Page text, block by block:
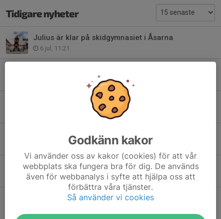
Tidigare nyheter
Julius är klar på skidgymnasiet i Åsarna
6 jul, 11:21
Säsongsavslutning
Snögruppen får årets ledarstipendium
25 mar, 16:00
Tack för i år!
17 mar, 08:12
Ändrade tider Barn & Ungdomsträning ⚠️
Godkänn kakor
Vi använder oss av kakor (cookies) för att vår
webbplats ska fungera bra för dig. De används
även för webbanalys i syfte att hjälpa oss att
förbättra våra tjänster.
Så använder vi cookies